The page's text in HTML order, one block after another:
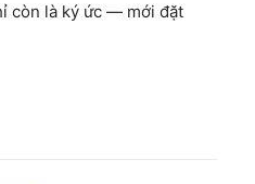
còn là ký ức — mới đặt